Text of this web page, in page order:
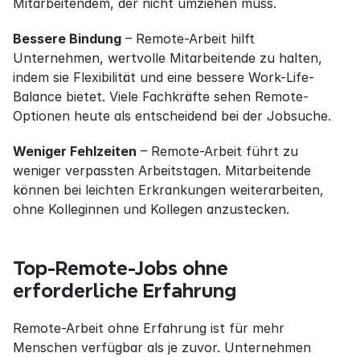
Mitarbeitendem, der nicht umziehen muss.
Bessere Bindung – Remote-Arbeit hilft
Unternehmen, wertvolle Mitarbeitende zu halten,
indem sie Flexibilität und eine bessere Work-Life-
Balance bietet. Viele Fachkräfte sehen Remote-
Optionen heute als entscheidend bei der Jobsuche.
Weniger Fehlzeiten – Remote-Arbeit führt zu
weniger verpassten Arbeitstagen. Mitarbeitende
können bei leichten Erkrankungen weiterarbeiten,
ohne Kolleginnen und Kollegen anzustecken.
Top-Remote-Jobs ohne
erforderliche Erfahrung
Remote-Arbeit ohne Erfahrung ist für mehr
Menschen verfügbar als je zuvor. Unternehmen